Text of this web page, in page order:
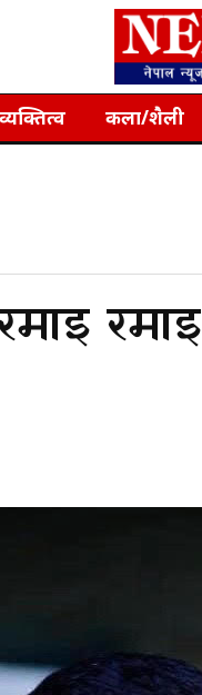
कला/शैली
रमाइ